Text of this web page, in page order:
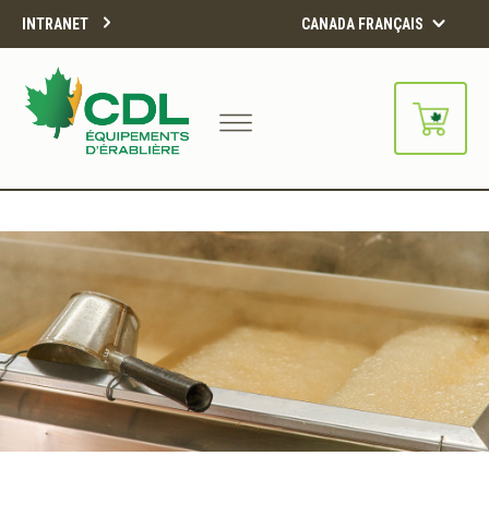
INTRANET CANADA FRANÇAIS
bientôt disponible!!
Merci de votre compréhension.
CONTINUER